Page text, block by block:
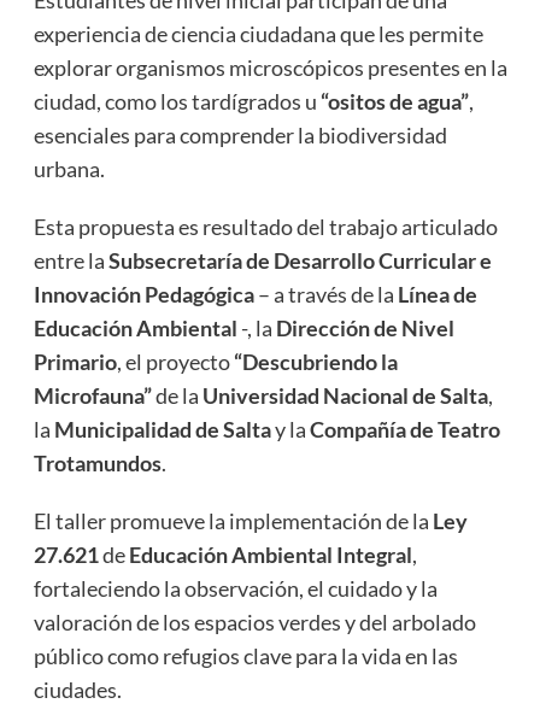
experiencia de ciencia ciudadana que les permite
explorar organismos microscópicos presentes en la
ciudad, como los tardígrados u “ositos de agua”,
esenciales para comprender la biodiversidad
urbana.
Esta propuesta es resultado del trabajo articulado
entre laSubsecretaría de Desarrollo Curricular e
Innovación Pedagógica– a través de la Línea de
Educación Ambiental -, la Dirección de Nivel
Primario, el proyecto“Descubriendo la
Microfauna”de la Universidad Nacional de Salta,
la Municipalidad de Saltay laCompañía de Teatro
Trotamundos.
El taller promueve la implementación de la Ley
27.621deEducación Ambiental Integral,
fortaleciendo la observación, el cuidado y la
valoración de los espacios verdes y del arbolado
público como refugios clave para la vida en las
ciudades.